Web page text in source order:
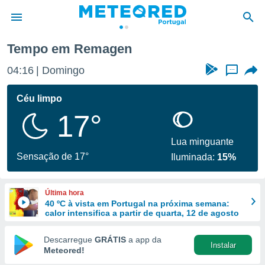
da
foi
fornecidas
a este
das
e
forma
digital
Tempo em Remagen
04:16 Domingo ...
Céu limpo
17°
Sensação de 17°
Lua minguante
Iluminada: 15%
Última hora
40 ºC à vista em Portugal na próxima semana:
calor intensifica a partir de quarta, 12 de agosto
Descarregue GRÁTIS a app da
Meteored!
Instalar